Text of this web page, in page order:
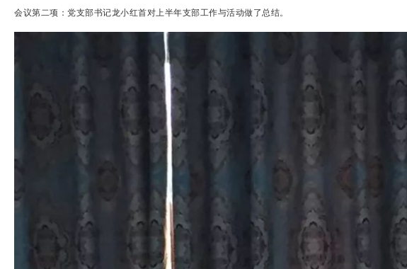
会议第二项：党支部书记龙小红首对上半年支部工作与活动做了总结。